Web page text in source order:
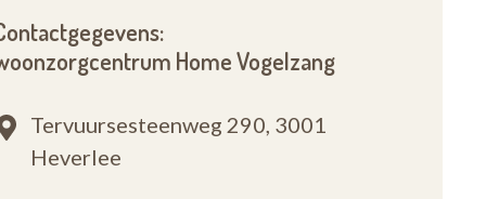
Home Vogelzang
Tervuursesteenweg 290, 3001
Heverlee